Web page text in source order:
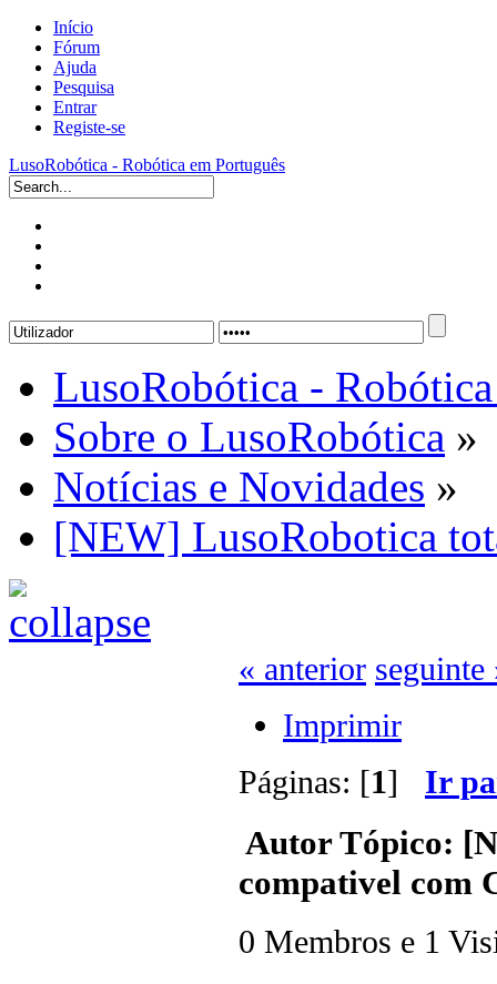
Início
Fórum
Ajuda
Pesquisa
Entrar
Registe-se
LusoRobótica - Robótica em Português
LusoRobótica -
Sobre o LusoRobótica »
Notícias e Novidades »
[NEW] LusoRobotica
« anterior seguinte
Imprimir
Páginas: [1] Ir
AutorTópico:
compativel com
0 Membros e 1